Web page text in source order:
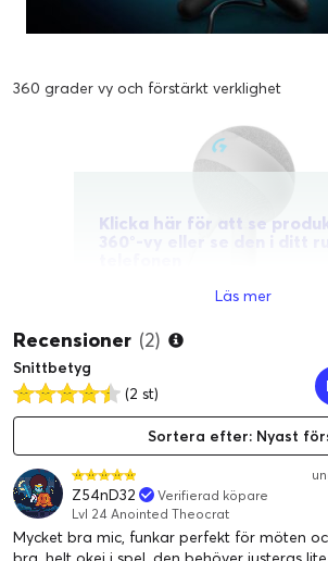
360 grader vy och förstärkt verklighet
Klicka här för att se
Läs mer
Recensioner (2)
Snittbetyg
(2 st)
Sortera efter: Nyast
Z54nD32
Verifierad köpare
Lvl 24 Anointed Theocrat
Mycket bra mic, funkar perfekt för möten